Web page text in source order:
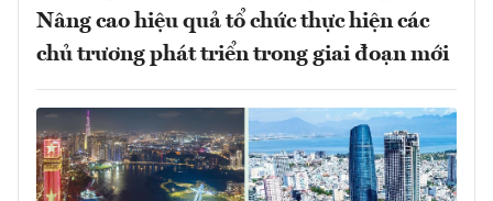
Nâng cao hiệu quả tổ chức thực hiện các
chủ trương phát triển trong giai đoạn mới